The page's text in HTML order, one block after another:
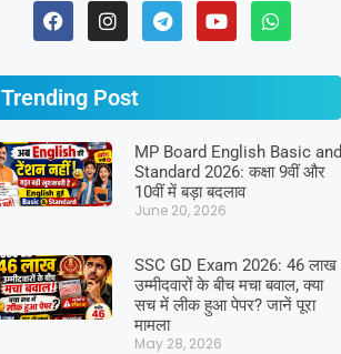
Trending Post
MP Board English Basic and
Standard 2026: कक्षा 9वीं और
10वीं में बड़ा बदलाव
June 20, 2026
SSC GD Exam 2026: 46 लाख
उम्मीदवारों के बीच मचा बवाल, क्या
सच में लीक हुआ पेपर? जानें पूरा
मामला
May 28, 2026